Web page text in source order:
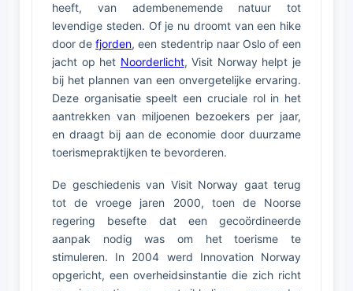
heeft, van adembenemende natuur tot
levendige steden. Of je nu droomt van een hike
door defjorden, een stedentrip naar Oslo of een
jacht op het Noorderlicht, Visit Norway helpt je
bij het plannen van een onvergetelijke ervaring.
Deze organisatie speelt een cruciale rol in het
aantrekken van miljoenen bezoekers per jaar,
en draagt bij aan de economie door duurzame
toerismepraktijken te bevorderen.
De geschiedenis van Visit Norway gaat terug
tot de vroege jaren 2000, toen de Noorse
regering besefte dat een gecoördineerde
aanpak nodig was om het toerisme te
stimuleren. In 2004 werd Innovation Norway
opgericht, een overheidsinstantie die zich richt